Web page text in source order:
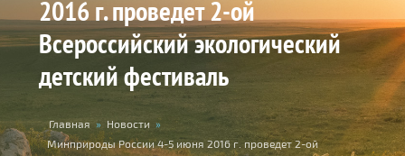
2016 г. проведет 2-ой
Всероссийский экологический
детский фестиваль
Вы здесь
Главная » Новости »
Минприроды России 4-5 июня 2016 г. проведет 2-ой